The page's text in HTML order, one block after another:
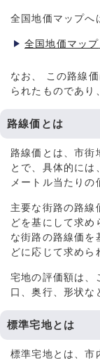
全国地価マップへ
全国地価マップ
なお、 この路線
られたものであり
路線価とは
路線価とは、市街
とで、具体的には
メートル当たりの
主要な街路の路線
どを基にして求め
な街路の路線価を
どに応じて求めら
宅地の評価額は、
口、奥行、形状な
標準宅地とは
標準宅地とは、市